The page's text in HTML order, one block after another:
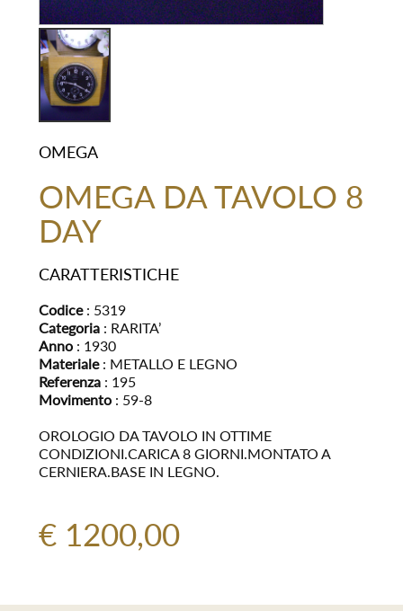
OMEGA
OMEGA DA TAVOLO 8
DAY
CARATTERISTICHE
Codice: 5319
Categoria: RARITA’
Anno: 1930
Materiale: METALLO E LEGNO
Referenza: 195
Movimento: 59-8
OROLOGIO DA TAVOLO IN OTTIME
CONDIZIONI.CARICA 8 GIORNI.MONTATO A
CERNIERA.BASE IN LEGNO.
€ 1200,00